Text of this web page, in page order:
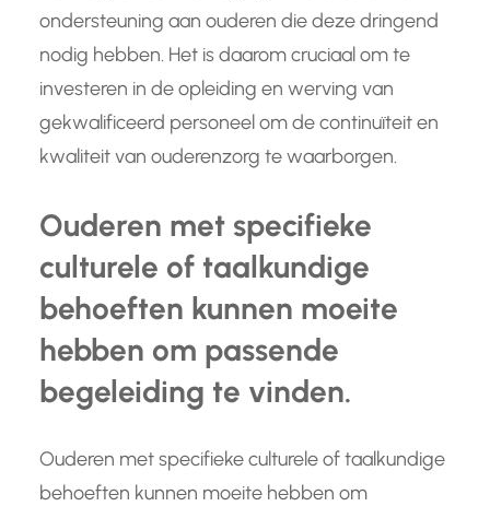
ondersteuning aan ouderen die deze dringend
nodig hebben. Het is daarom cruciaal om te
investeren in de opleiding en werving van
gekwalificeerd personeel om de continuïteit en
kwaliteit van ouderenzorg te waarborgen.
Ouderen met specifieke
culturele of taalkundige
behoeften kunnen moeite
hebben om passende
begeleiding te vinden.
Ouderen met specifieke culturele of taalkundige
behoeften kunnen moeite hebben om